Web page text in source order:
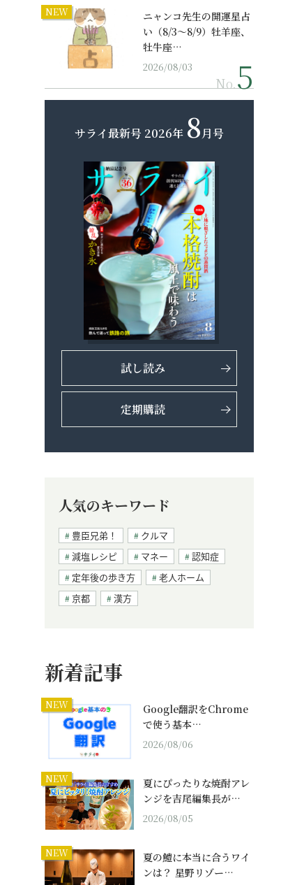
NEW
ニャンコ先生の開運星占
い（8/3～8/9）牡羊座、
牡牛座…
2026/08/03
No.
サライ最新号 2026年 8月号
試し読み
定期購読
人気のキーワード
豊臣兄弟！
クルマ
減塩レシピ
マネー
認知症
定年後の歩き方
老人ホーム
京都
漢方
新着記事
NEW
Google翻訳をChrome
で使う基本…
2026/08/06
NEW
夏にぴったりな焼酎アレ
ンジを吉尾編集長が…
2026/08/05
NEW
夏の鱧に本当に合うワイ
ンは？ 星野リゾー…